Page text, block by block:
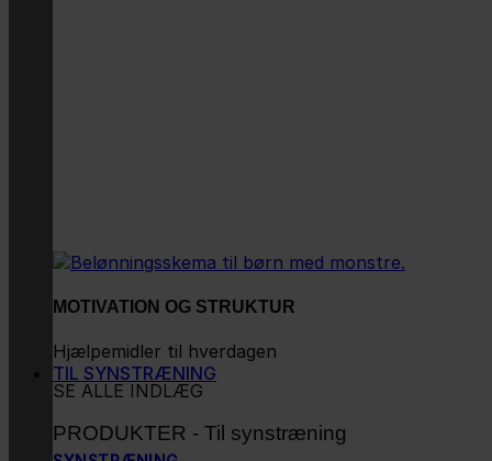
MOTIVATION OG STRUKTUR
Hjælpemidler til hverdagen
SE ALLE INDLÆG
TIL SYNSTRÆNING
PRODUKTER - Til synstræning